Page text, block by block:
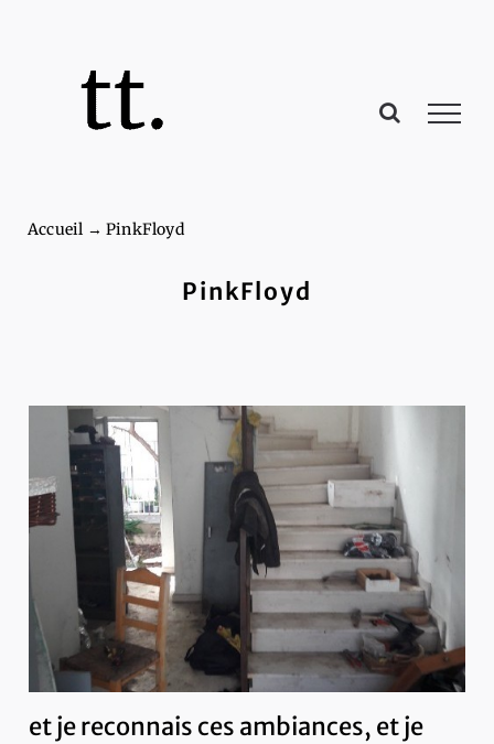
Accueil → PinkFloyd
PinkFloyd
et je reconnais ces ambiances, et je